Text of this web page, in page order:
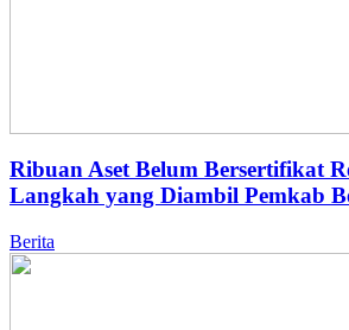
Ribuan Aset Belum Bersertifikat
Langkah yang Diambil Pemkab
Berita